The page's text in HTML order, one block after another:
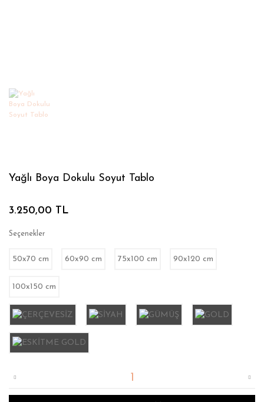
Yağlı Boya Dokulu Soyut Tablo
3.250,00 TL
Seçenekler
50x70 cm 60x90 cm 75x100 cm 90x120 cm
100x150 cm